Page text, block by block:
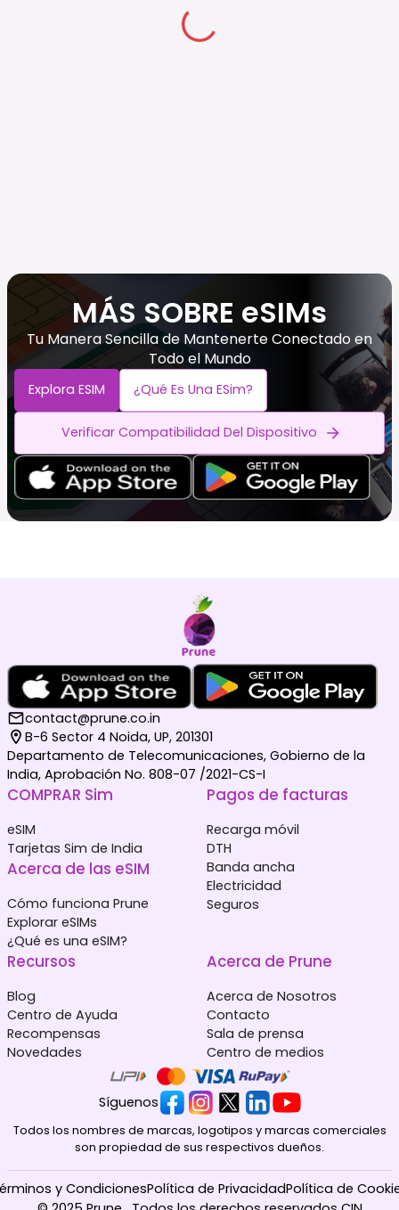
MÁS SOBRE eSIMs
Tu Manera Sencilla de Mantenerte Conectado en
Todo el Mundo
Explora ESIM ¿Qué Es Una ESim?
Verificar Compatibilidad Del Dispositivo
contact@prune.co.in
B-6 Sector 4 Noida, UP, 201301
Departamento de Telecomunicaciones, Gobierno de la
India, Aprobación No. 808-07 /2021-CS-I
COMPRAR Sim
eSIM
Tarjetas Sim de India
Acerca de las eSIM
Cómo funciona Prune
Explorar eSIMs
¿Qué es una eSIM?
Pagos de facturas
Recarga móvil
DTH
Banda ancha
Electricidad
Seguros
Recursos
Blog
Centro de Ayuda
Recompensas
Novedades
Acerca de Prune
Acerca de Nosotros
Contacto
Sala de prensa
Centro de medios
Síguenos
Todos los nombres de marcas, logotipos y marcas comerciales
son propiedad de sus respectivos dueños.
y CondicionesPolítica de PrivacidadPolítica de